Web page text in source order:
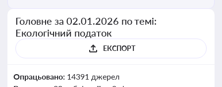
Головне за 02.01.2026 по темі:
Екологічний податок
ЕКСПОРТ
Опрацьовано: 14391 джерел